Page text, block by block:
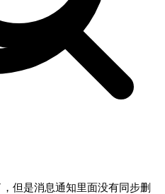
但是消息通知里面没有同步删